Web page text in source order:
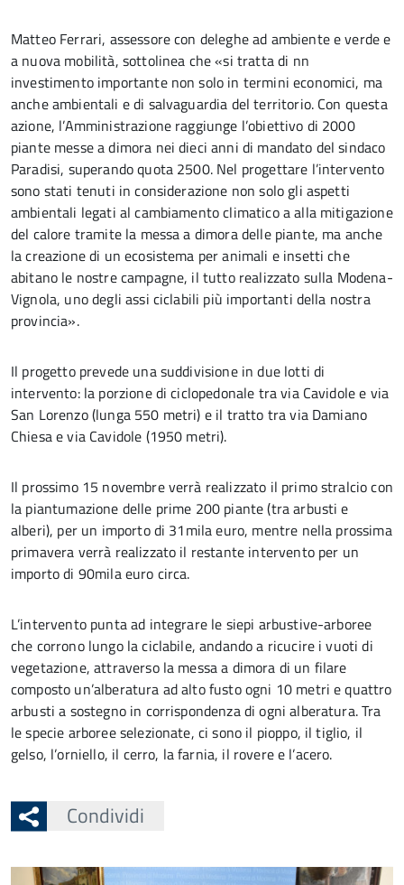
Matteo Ferrari, assessore con deleghe ad ambiente e verde e
a nuova mobilità, sottolinea che «si tratta di nn
investimento importante non solo in termini economici, ma
anche ambientali e di salvaguardia del territorio. Con questa
azione, l’Amministrazione raggiunge l’obiettivo di 2000
piante messe a dimora nei dieci anni di mandato del sindaco
Paradisi, superando quota 2500. Nel progettare l’intervento
sono stati tenuti in considerazione non solo gli aspetti
ambientali legati al cambiamento climatico a alla mitigazione
del calore tramite la messa a dimora delle piante, ma anche
la creazione di un ecosistema per animali e insetti che
abitano le nostre campagne, il tutto realizzato sulla Modena-
Vignola, uno degli assi ciclabili più importanti della nostra
provincia».
Il progetto prevede una suddivisione in due lotti di
intervento: la porzione di ciclopedonale tra via Cavidole e via
San Lorenzo (lunga 550 metri) e il tratto tra via Damiano
Chiesa e via Cavidole (1950 metri).
Il prossimo 15 novembre verrà realizzato il primo stralcio con
la piantumazione delle prime 200 piante (tra arbusti e
alberi), per un importo di 31mila euro, mentre nella prossima
primavera verrà realizzato il restante intervento per un
importo di 90mila euro circa.
L’intervento punta ad integrare le siepi arbustive-arboree
che corrono lungo la ciclabile, andando a ricucire i vuoti di
vegetazione, attraverso la messa a dimora di un filare
composto un’alberatura ad alto fusto ogni 10 metri e quattro
arbusti a sostegno in corrispondenza di ogni alberatura. Tra
le specie arboree selezionate, ci sono il pioppo, il tiglio, il
gelso, l’orniello, il cerro, la farnia, il rovere e l’acero.
Condividi